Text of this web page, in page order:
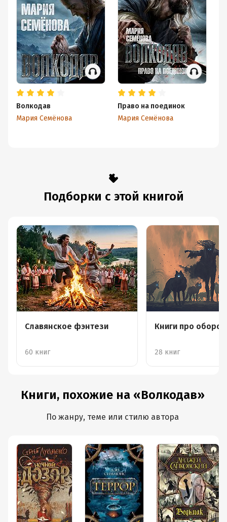
Волкодав
Мария Семёнова
Право на поединок
Мария Семёнова
Подборки с этой книгой
Славянское фэнтези
60 книг
Книги про
28 книг
Книги, похожие на «Волкодав»
По жанру, теме или стилю автора